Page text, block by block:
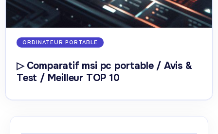
ORDINATEUR PORTABLE
▷ Comparatif msi pc portable / Avis &
Test / Meilleur TOP 10